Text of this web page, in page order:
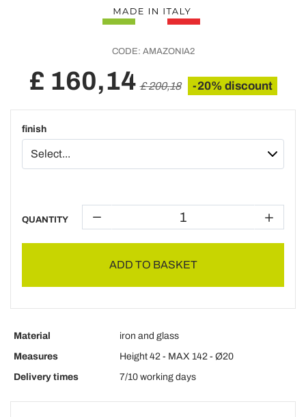
CODE: AMAZONIA2
£ 160,14 £ 200,18 -20% discount
finish
QUANTITY
ADD TO BASKET
Material
iron and glass
Measures
Height 42 - MAX 142 - Ø20
Delivery times
7/10 working days